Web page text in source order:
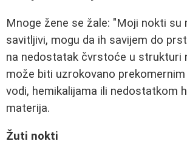
Mnoge žene se žale: "Moji nokti su
savitljivi, mogu da ih savijem do
na nedostatak čvrstoće u strukturi
može biti uzrokovano
vodi, hemikalijama ili nedostatkom
materija.
Žuti nokti